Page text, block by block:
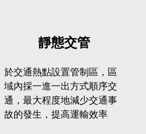
靜態交管
於交通熱點設置管制區，區
域內採一進一出方式順序交
通，最大程度地減少交通事
故的發生，提高運輸效率